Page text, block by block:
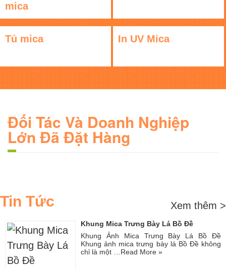
mica
Tủ mica In UV Mica
Đối Tác Và Doanh Nghiệp
Lớn Đã Đặt Hàng
Tin Tức Xem thêm >
Khung Mica Trưng Bày Lá Bồ Đề
Khung Ảnh Mica Trưng Bày Lá Bồ Đề
Khung ảnh mica trưng bày lá Bồ Đề không
chỉ là một … Read More »